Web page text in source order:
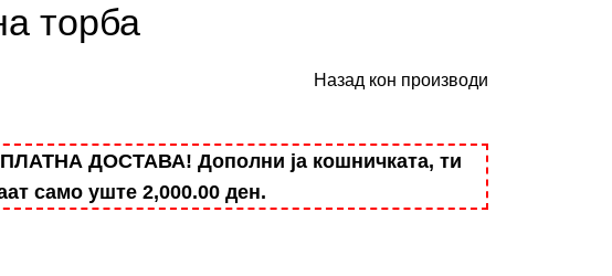
торба
Назад кон производи
ДОСТАВА! Дополни ја кошничката, ти
само уште 2,000.00 ден.